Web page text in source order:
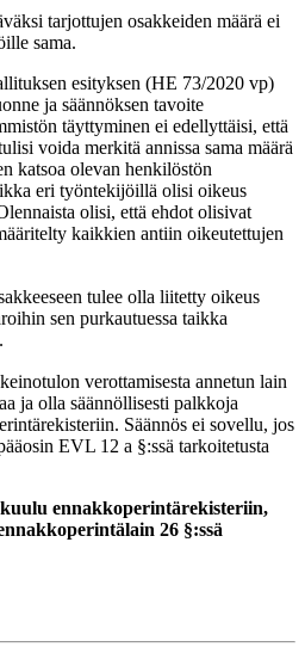
tarjottujen osakkeiden määrä ei
sama.
esityksen (HE 73/2020 vp)
ja säännöksen tavoite
täyttyminen ei edellyttäisi, että
voida merkitä annissa sama määrä
katsoa olevan henkilöstön
eri työntekijöillä olisi oikeus
olisi, että ehdot olisivat
kaikkien antiin oikeutettujen
tulee olla liitetty oikeus
sen purkautuessa taikka
verottamisesta annetun lain
ja olla säännöllisesti palkkoja
Säännös ei sovellu, jos
EVL 12 a §:ssä tarkoitetusta
ennakkoperintärekisteriin,
26 §:ssä